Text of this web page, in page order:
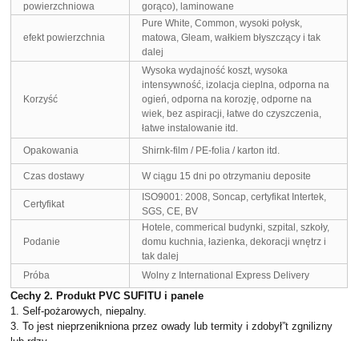
powierzchniowa
gorąco), laminowane
efekt powierzchnia
Pure White, Common, wysoki połysk,
matowa, Gleam, wałkiem błyszczący i tak
dalej
Korzyść
Wysoka wydajność koszt, wysoka
intensywność, izolacja cieplna, odporna na
ogień, odporna na korozję, odporne na
wiek, bez aspiracji, łatwe do czyszczenia,
łatwe instalowanie itd.
Opakowania
Shirnk-film / PE-folia / karton itd.
Czas dostawy W ciągu 15 dni po otrzymaniu deposite
Certyfikat
ISO9001: 2008, Soncap, certyfikat Intertek,
SGS, CE, BV
Podanie
Hotele, commerical budynki, szpital, szkoły,
domu kuchnia, łazienka, dekoracji wnętrz i
tak dalej
Próba
Wolny z International Express Delivery
Cechy 2. Produkt PVC SUFITU i panele
1. Self-pożarowych, niepalny.
3. To jest nieprzenikniona przez owady lub termity i zdobył”t zgnilizny